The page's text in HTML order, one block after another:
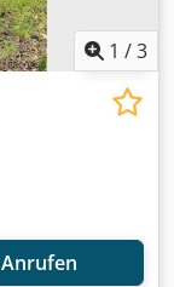
1 /3
Anrufen